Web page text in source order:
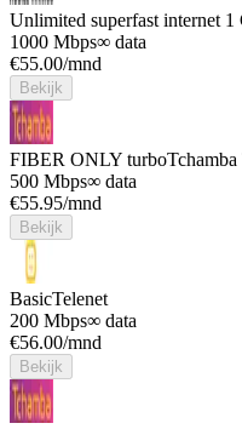
Unlimited superfast internet 1
1000 Mbps∞ data
€55.00/mnd
Bekijk
FIBER ONLY turbo
500 Mbps∞ data
€55.95/mnd
Bekijk
BasicTelenet
200 Mbps∞ data
€56.00/mnd
Bekijk